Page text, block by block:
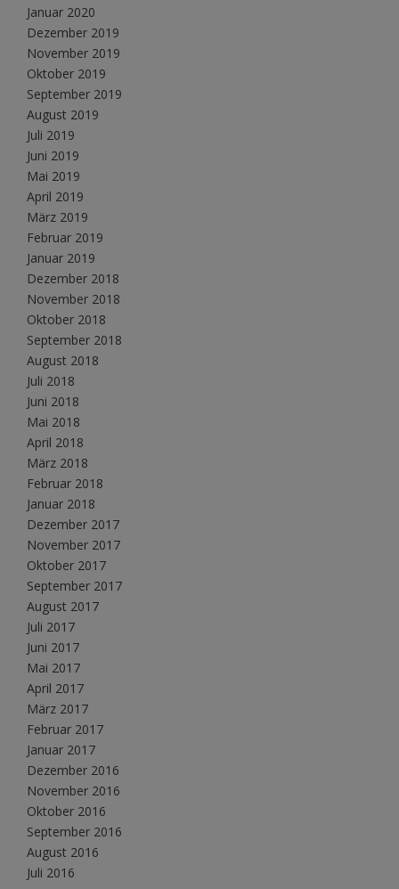
Januar 2020
Dezember 2019
November 2019
Oktober 2019
September 2019
August 2019
Juli 2019
Juni 2019
Mai 2019
April 2019
März 2019
Februar 2019
Januar 2019
Dezember 2018
November 2018
Oktober 2018
September 2018
August 2018
Juli 2018
Juni 2018
Mai 2018
April 2018
März 2018
Februar 2018
Januar 2018
Dezember 2017
November 2017
Oktober 2017
September 2017
August 2017
Juli 2017
Juni 2017
Mai 2017
April 2017
März 2017
Februar 2017
Januar 2017
Dezember 2016
November 2016
Oktober 2016
September 2016
August 2016
Juli 2016